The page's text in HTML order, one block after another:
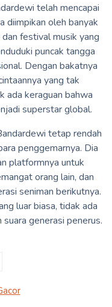
telah mencapai
diimpikan oleh banyak
festival musik yang
puncak tangga
Dengan bakatnya
yang tak
ada keraguan bahwa
superstar global.
tetap rendah
penggemarnya. Dia
platformnya untuk
orang lain, dan
seniman berikutnya.
luar biasa, tidak ada
generasi penerus.